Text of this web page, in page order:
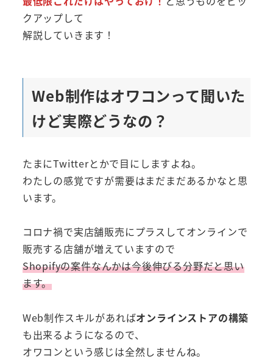
クアップして
解説していきます！
Web制作はオワコンって聞いた
けど実際どうなの？
たまにTwitterとかで目にしますよね。
わたしの感覚ですが需要はまだまだあるかなと思
います。
コロナ禍で実店舗販売にプラスしてオンラインで
販売する店舗が増えていますので
Shopifyの案件なんかは今後伸びる分野だと思い
ます。
Web制作スキルがあればオンラインストアの構築
も出来るようになるので、
オワコンという感じは全然しませんね。